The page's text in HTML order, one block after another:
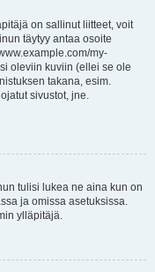
on sallinut liitteet, voit
täytyy antaa osoite
my-
oleviin kuviin (ellei se ole
takana, esim.
sivustot, jne.
tulisi lukea ne aina kun on
ja omissa asetuksissa.
ylläpitäjä.